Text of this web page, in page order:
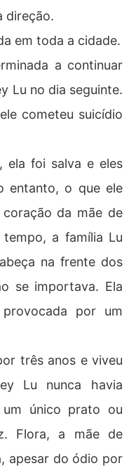
direção.
em toda a cidade.
a continuar
Lu no dia seguinte.
cometeu suicídio
ela foi salva e eles
entanto, o que ele
da mãe de
a família Lu
na frente dos
se importava. Ela
por um
três anos e viveu
Lu nunca havia
um único prato ou
Flora, a mãe de
apesar do ódio por